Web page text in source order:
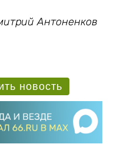
Антоненков
новость